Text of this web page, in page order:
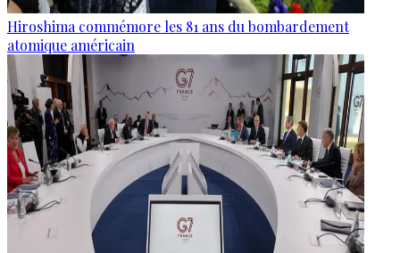
Hiroshima commémore les 81 ans du bombardement
atomique américain